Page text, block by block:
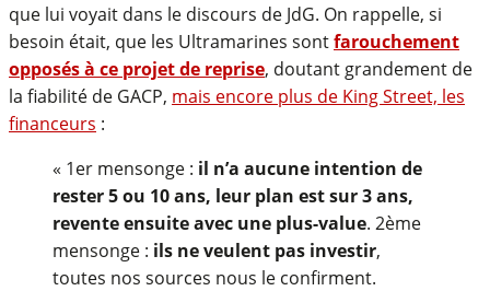
que lui voyait dans le discours de JdG. On rappelle, si
besoin était, que les Ultramarines sontfarouchement
opposés à ce projet de reprise, doutant grandement de
la fiabilité de GACP, mais encore plus de King Street, les
financeurs :
« 1er mensonge : il n’a aucune intention de
rester 5 ou 10 ans, leur plan est sur 3 ans,
revente ensuite avec une plus-value. 2ème
mensonge : ils ne veulent pas investir,
toutes nos sources nous le confirment.